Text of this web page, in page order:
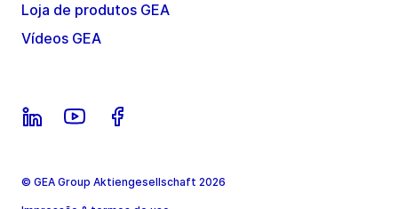
Loja de produtos GEA
Vídeos GEA
© GEA Group Aktiengesellschaft 2026